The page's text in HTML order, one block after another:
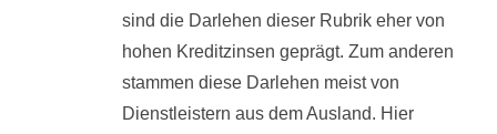
sind die Darlehen dieser Rubrik eher von
hohen Kreditzinsen geprägt. Zum anderen
stammen diese Darlehen meist von
Dienstleistern aus dem Ausland. Hier